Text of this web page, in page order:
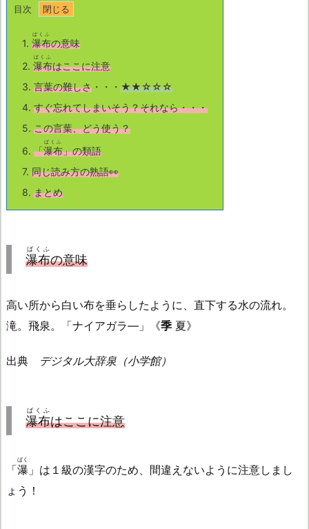
目次
1. 瀑布
ばくふ
の意味
2. 瀑布
ばくふ
はここに注意
3. 言葉の難しさ ・・・ ★★☆☆☆
4. すぐ忘れてしまいそう？それなら・・・
5. この言葉、どう使う？
6. 「瀑布
ばくふ
」の類語
7. 同じ読み方の熟語👀
8. まとめ
瀑布
ばくふ
の意味
高い所から白い布を垂らしたように、直下する水の流れ。
滝。飛泉。「ナイアガラ—」《季 夏》
出典 デジタル大辞泉（小学館）
瀑布
ばくふ
はここに注意
「瀑
ばく
」は１級の漢字のため、間違えないように注意しまし
ょう！